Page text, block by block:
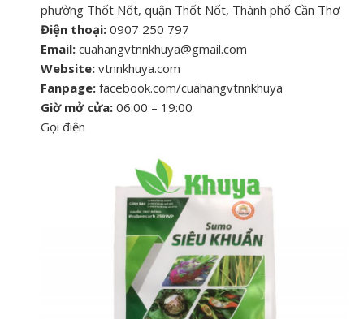
phường Thốt Nốt, quận Thốt Nốt, Thành phố Cần Thơ
Điện thoại: 0907 250 797
Email: cuahangvtnnkhuya@gmail.com
Website: vtnnkhuya.com
Fanpage: facebook.com/cuahangvtnnkhuya
Giờ mở cửa: 06:00 – 19:00
Gọi điện